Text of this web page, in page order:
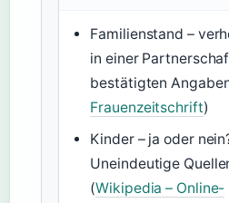
Familienstand –
in einer
bestätigten
Frauenzeitschrift)
Kinder – ja oder
Uneindeutige
(Wikipedia – Online-